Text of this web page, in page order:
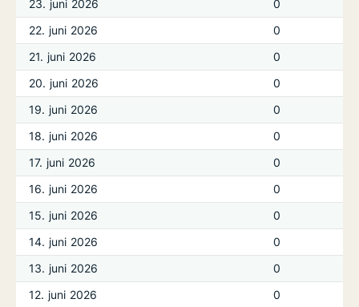
23. juni 2026
0
22. juni 2026
0
21. juni 2026
0
20. juni 2026
0
19. juni 2026
0
18. juni 2026
0
17. juni 2026
0
16. juni 2026
0
15. juni 2026
0
14. juni 2026
0
13. juni 2026
0
12. juni 2026
0